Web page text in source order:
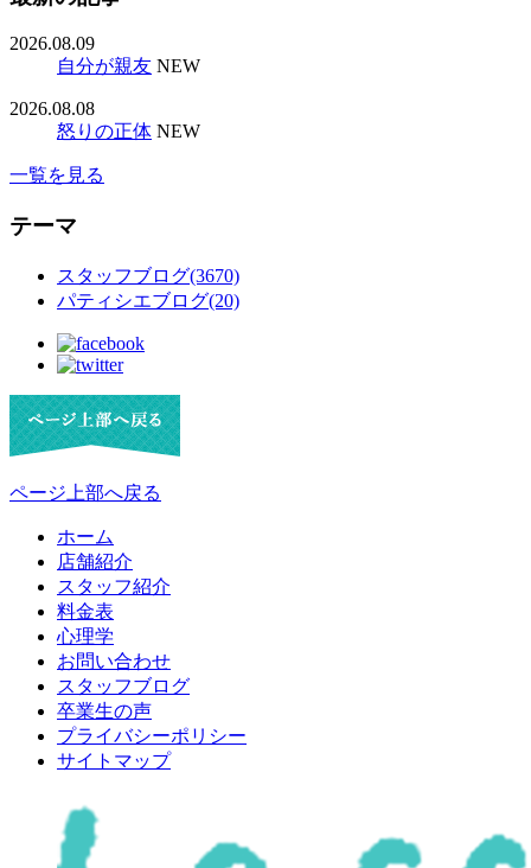
2026.08.09
自分が親友 NEW
2026.08.08
怒りの正体 NEW
一覧を見る
テーマ
スタッフブログ(3670)
パティシエブログ(20)
ページ上部へ戻る
ホーム
店舗紹介
スタッフ紹介
料金表
心理学
お問い合わせ
スタッフブログ
卒業生の声
プライバシーポリシー
サイトマップ